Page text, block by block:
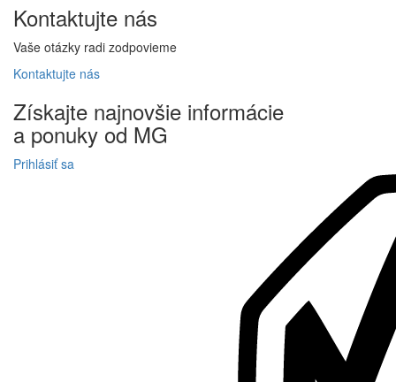
Kontaktujte nás
Vaše otázky radi zodpovieme
Kontaktujte nás
Získajte najnovšie informácie
a ponuky od MG
Prihlásiť sa